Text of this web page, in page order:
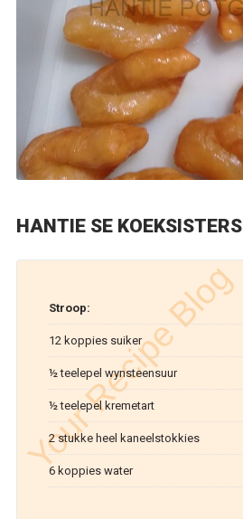
HANTIE SE KOEKSISTERS
Stroop:
12 koppies suiker
½ teelepel wynsteensuur
½ teelepel kremetart
2 stukke heel kaneelstokkies
6 koppies water